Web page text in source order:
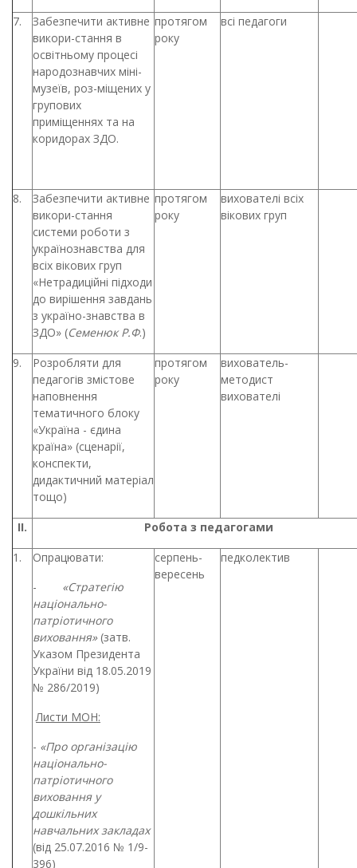
7.
Забезпечити активне
викори-стання в
освітньому процесі
народознавчих міні-
музеїв, роз-міщених у
групових
приміщеннях та на
коридорах ЗДО.
протягом
року
всі педагоги
8.
Забезпечити активне
викори-стання
системи роботи з
українознавства для
всіх вікових груп
«Нетрадиційні підходи
до вирішення завдань
з україно-знавства в
ЗДО» (Семенюк Р.Ф.)
протягом
року
вихователі всіх
вікових груп
9.
Розробляти для
педагогів змістове
наповнення
тематичного блоку
«Україна - єдина
країна» (сценарії,
конспекти,
дидактичний матеріал
тощо)
протягом
року
вихователь-
методист
вихователі
ІІ.
Робота з педагогами
1.
Опрацювати:
- «Стратегію
національно-
патріотичного
виховання»(затв.
Указом Президента
України від 18.05.2019
№ 286/2019)
Листи МОН:
- «Про організацію
національно-
патріотичного
виховання у
дошкільних
навчальних закладах
(від 25.07.2016 № 1/9-
396)
серпень-
вересень
педколектив